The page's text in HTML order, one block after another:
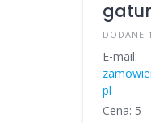
DODANE
E-mail:
pl
Cena: 5